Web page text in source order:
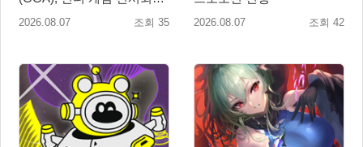
‘도쿄 게임 던전 13’ 참가!
2026.08.07 조회 35 2026.08.07 조회 42